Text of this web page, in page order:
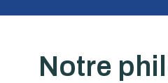
Notre